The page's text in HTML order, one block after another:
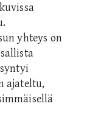
yhteys on
ajateltu,